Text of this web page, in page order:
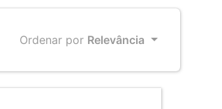
Ordenar por Relevância